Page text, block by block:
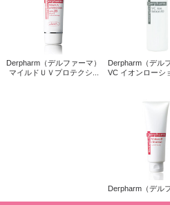
Derpharm（デルファーマ）
マイルドＵＶプロテクシ...
Derpharm（デル
VC イオンローシ
Derpharm（デル